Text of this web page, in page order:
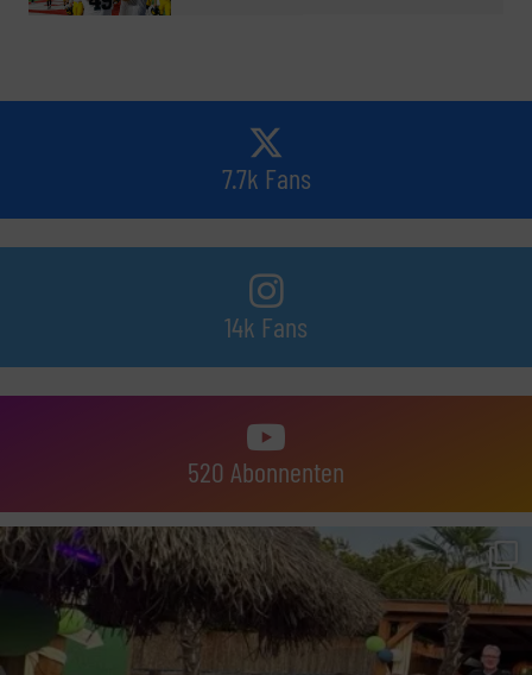
7.7k Fans
14k Fans
520 Abonnenten